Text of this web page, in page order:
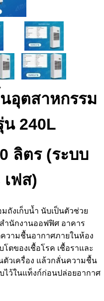
อุตสาหกรรม
240L
ลิตร (ระบบ
ฟส)
ถังเก็บน้ำ นับเป็นตัวช่วย
ำนักงานออฟฟิศ อาคาร
วามชื้นอากาศภายในห้อง
ตของเชื้อโรค เชื้อราและ
ตัวเครื่อง แล้วกลั่นความชื้น
ไว้ในแท็งก์ก่อนปล่อยอากาศ